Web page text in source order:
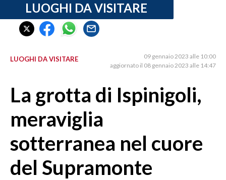
CRONACA SARDEGNA
CAGLIARI
SULCIS IGLESIENTE
SASSARI E PROVINCIA
GALLURA
NUORO E PROVINCIA
OGLIASTRA
AGENDA
LUOGHI DA VISITARE
LUOGHI DA VISITARE
09 gennaio 2023 alle 10:00
aggiornato il 08 gennaio 2023 alle 14:47
La grotta di Ispinigoli,
meraviglia
sotterranea nel cuore
del Supramonte